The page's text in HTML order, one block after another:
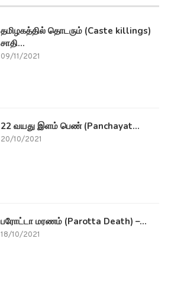
தமிழகத்தில் தொடரும் (Caste killings)
சாதி...
09/11/2021
22 வயது இளம் பெண் (Panchayat...
20/10/2021
பரோட்டா மரணம் (Parotta Death) –...
18/10/2021